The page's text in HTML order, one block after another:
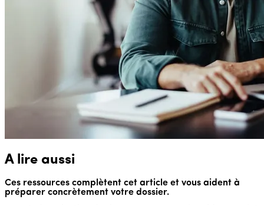
A lire aussi
Ces ressources complètent cet article et vous aident à
préparer concrètement votre dossier.